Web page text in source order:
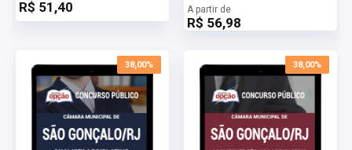
Assim que o pagamento for confirmado, você receberá um e-mail
com as informações para baixar a apostila digital.
somente será liberado na data informada no site.
R$ 51,40 A partir de
R$ 56,98
38,00% 38,00%